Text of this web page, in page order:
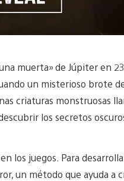
muerta» de Júpiter en
un misterioso brote
criaturas monstruosas
los secretos
los juegos. Para
un método que ayuda a